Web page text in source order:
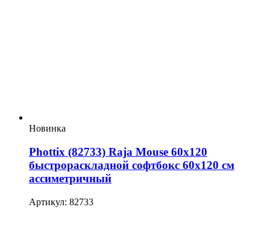
Новинка
Phottix (82733) Raja Mouse 60х120
быстрораскладной софтбокс 60х120 см
ассиметричный
Артикул: 82733